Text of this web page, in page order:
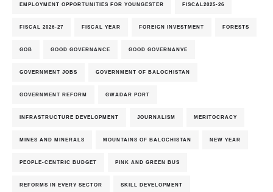
EMPLOYMENT OPPORTUNITIES FOR YOUNGESTER FISCAL2025-26
FISCAL 2026-27 FISCAL YEAR FOREIGN INVESTMENT FORESTS
GOB GOOD GOVERNANCE GOOD GOVERNANVE
GOVERNMENT JOBS GOVERNMENT OF BALOCHISTAN
GOVERNMENT REFORM GWADAR PORT
INFRASTRUCTURE DEVELOPMENT JOURNALISM MERITOCRACY
MINES AND MINERALS MOUNTAINS OF BALOCHISTAN NEW YEAR
PEOPLE-CENTRIC BUDGET PINK AND GREEN BUS
REFORMS IN EVERY SECTOR SKILL DEVELOPMENT